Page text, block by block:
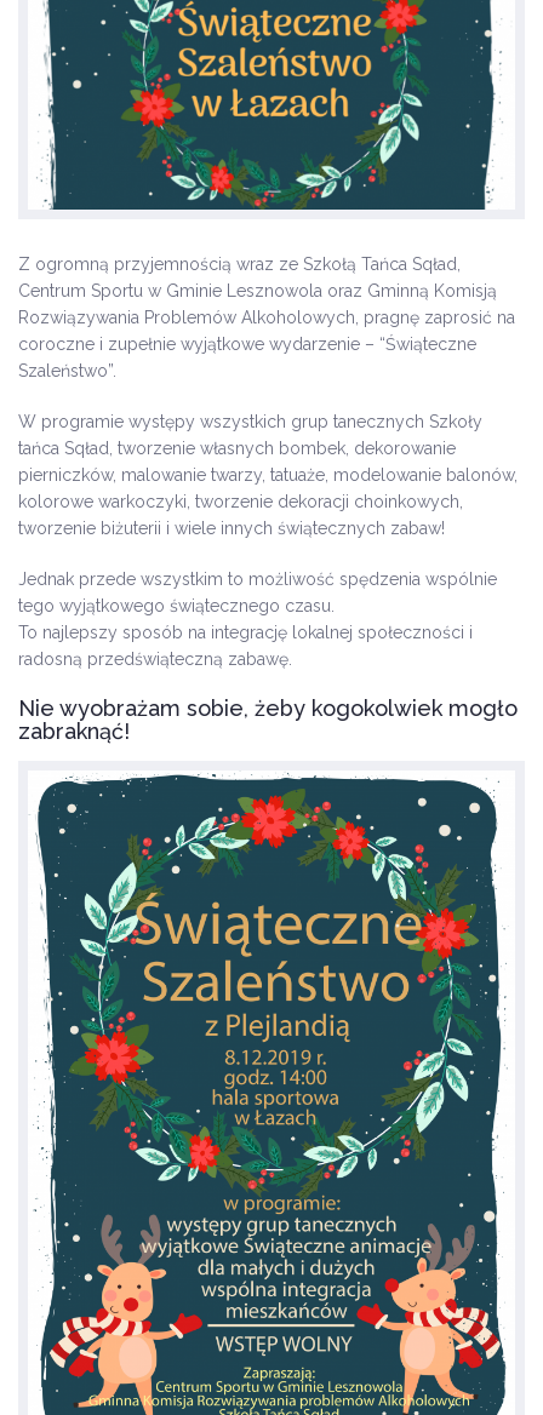
Z ogromną przyjemnością wraz ze Szkołą Tańca Sqład,
Centrum Sportu w Gminie Lesznowola oraz Gminną Komisją
Rozwiązywania Problemów Alkoholowych, pragnę zaprosić na
coroczne i zupełnie wyjątkowe wydarzenie – “Świąteczne
Szaleństwo”.
W programie występy wszystkich grup tanecznych Szkoły
tańca Sqład, tworzenie własnych bombek, dekorowanie
pierniczków, malowanie twarzy, tatuaże, modelowanie balonów,
kolorowe warkoczyki, tworzenie dekoracji choinkowych,
tworzenie biżuterii i wiele innych świątecznych zabaw!
Jednak przede wszystkim to możliwość spędzenia wspólnie
tego wyjątkowego świątecznego czasu.
To najlepszy sposób na integrację lokalnej społeczności i
radosną przedświąteczną zabawę.
Nie wyobrażam sobie, żeby kogokolwiek mogło
zabraknąć!